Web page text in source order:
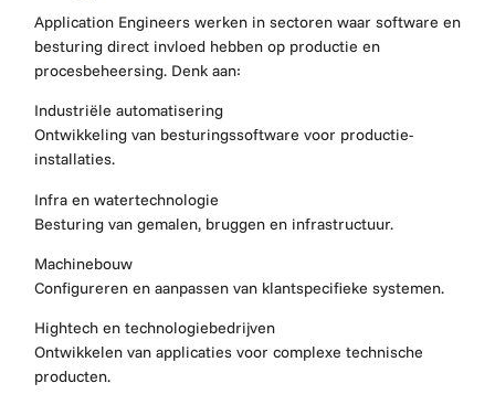
Application Engineers werken in sectoren waar software en
besturing direct invloed hebben op productie en
procesbeheersing. Denk aan:
Industriële automatisering
Ontwikkeling van besturingssoftware voor productie-
installaties.
Infra en watertechnologie
Besturing van gemalen, bruggen en infrastructuur.
Machinebouw
Configureren en aanpassen van klantspecifieke systemen.
Hightech en technologiebedrijven
Ontwikkelen van applicaties voor complexe technische
producten.